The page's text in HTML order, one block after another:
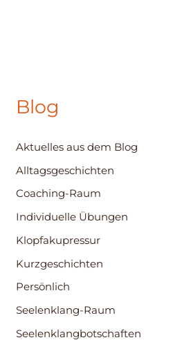
Blog
Aktuelles aus dem Blog
Alltagsgeschichten
Coaching-Raum
Individuelle Übungen
Klopfakupressur
Kurzgeschichten
Persönlich
Seelenklang-Raum
Seelenklangbotschaften